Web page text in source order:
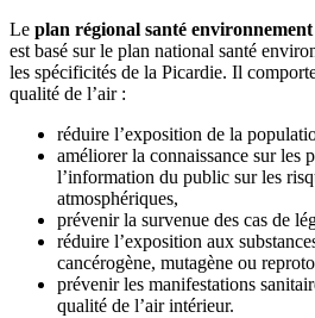
Le plan régional santé environnement
est basé sur le plan national santé
les spécificités de la Picardie. Il
qualité de l’air :
réduire l’exposition de la
améliorer la connaissance sur les
l’information du public sur les
atmosphériques,
prévenir la survenue des cas de
réduire l’exposition aux
cancérogène, mutagène ou
prévenir les manifestations
qualité de l’air intérieur.